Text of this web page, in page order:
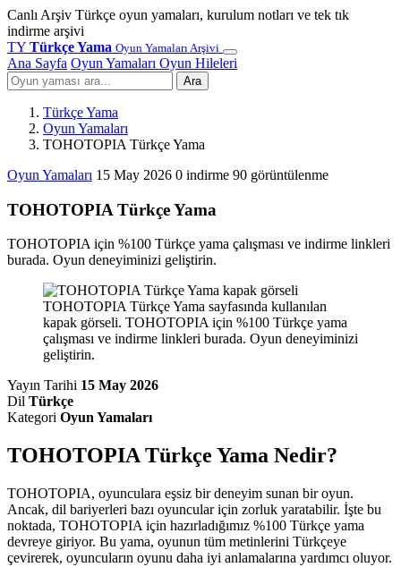
Canlı Arşiv Türkçe oyun yamaları, kurulum notları ve tek tık
indirme arşivi
TY Türkçe Yama Oyun Yamaları Arşivi
Ana Sayfa Oyun Yamaları Oyun Hileleri
Ara
Türkçe Yama
Oyun Yamaları
TOHOTOPIA Türkçe Yama
Oyun Yamaları 15 May 2026 0 indirme 90 görüntülenme
TOHOTOPIA Türkçe Yama
TOHOTOPIA için %100 Türkçe yama çalışması ve indirme linkleri
burada. Oyun deneyiminizi geliştirin.
TOHOTOPIA Türkçe Yama sayfasında kullanılan
kapak görseli. TOHOTOPIA için %100 Türkçe yama
çalışması ve indirme linkleri burada. Oyun deneyiminizi
geliştirin.
Yayın Tarihi 15 May 2026
Dil Türkçe
Kategori Oyun Yamaları
TOHOTOPIA Türkçe Yama Nedir?
TOHOTOPIA, oyunculara eşsiz bir deneyim sunan bir oyun.
Ancak, dil bariyerleri bazı oyuncular için zorluk yaratabilir. İşte bu
noktada, TOHOTOPIA için hazırladığımız %100 Türkçe yama
devreye giriyor. Bu yama, oyunun tüm metinlerini Türkçeye
çevirerek, oyuncuların oyunu daha iyi anlamalarına yardımcı oluyor.